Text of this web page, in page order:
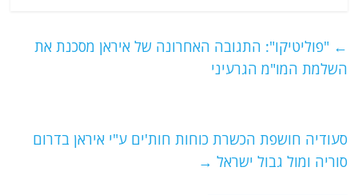
s
A
g
ra
l
er
e
k
← "פוליטיקו": התגובה האחרונה של איראן מסכנת את
השלמת המו"מ הגרעיני
סעודיה חושפת הכשרת כוחות חות'ים ע"י איראן בדרום
סוריה ומול גבול ישראל →